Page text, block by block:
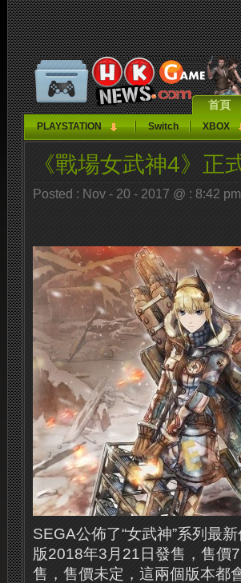
首頁
PLAYSTATION Switch XBOX
《戰場女武神4》正
Posted : Nov - 20 - 2017 @ : 8:42
SEGA公佈了“女武神”系列最
版2018年3月21日發售，售價
售，售價未定，這兩個版本都